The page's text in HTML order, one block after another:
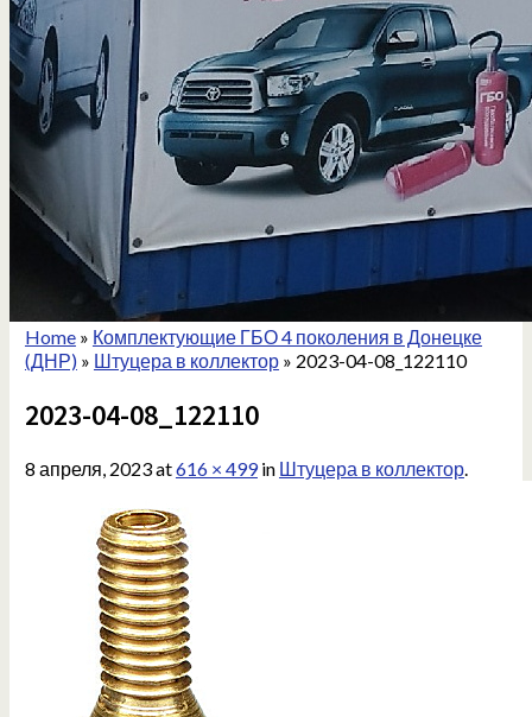
Home» Комплектующие ГБО 4 поколения в Донецке
(ДНР)» Штуцера в коллектор» 2023-04-08_122110
2023-04-08_122110
8 апреля, 2023at616 × 499in Штуцера в коллектор.